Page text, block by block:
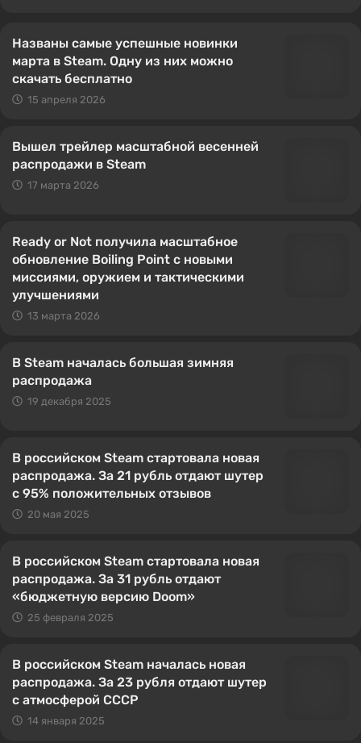
Названы самые успешные новинки
марта в Steam. Одну из них можно
скачать бесплатно
15 апреля 2026
Вышел трейлер масштабной весенней
распродажи в Steam
17 марта 2026
Ready or Not получила масштабное
обновление Boiling Point с новыми
миссиями, оружием и тактическими
улучшениями
13 марта 2026
В Steam началась большая зимняя
распродажа
19 декабря 2025
В российском Steam стартовала новая
распродажа. За 21 рубль отдают шутер
с 95% положительных отзывов
20 мая 2025
В российском Steam стартовала новая
распродажа. За 31 рубль отдают
«бюджетную версию Doom»
25 февраля 2025
В российском Steam началась новая
распродажа. За 23 рубля отдают шутер
с атмосферой СССР
14 января 2025